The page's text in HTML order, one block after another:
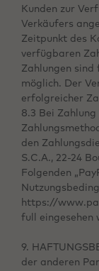
Kunden zur
Verkäufers
Zeitpunkt des
verfügbaren
Zahlungen sind
möglich. Der
erfolgreicher
8.3 Bei
den
S.C.A., 22-24
Folgenden
https://
full eingesehen
9.
der anderen